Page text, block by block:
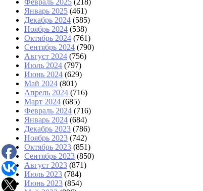
Февраль 2025 (218)
Январь 2025 (461)
Декабрь 2024 (585)
Ноябрь 2024 (538)
Октябрь 2024 (761)
Сентябрь 2024 (790)
Август 2024 (756)
Июль 2024 (797)
Июнь 2024 (629)
Май 2024 (801)
Апрель 2024 (716)
Март 2024 (685)
Февраль 2024 (716)
Январь 2024 (684)
Декабрь 2023 (786)
Ноябрь 2023 (742)
Октябрь 2023 (851)
Сентябрь 2023 (850)
Август 2023 (871)
Июль 2023 (784)
Июнь 2023 (854)